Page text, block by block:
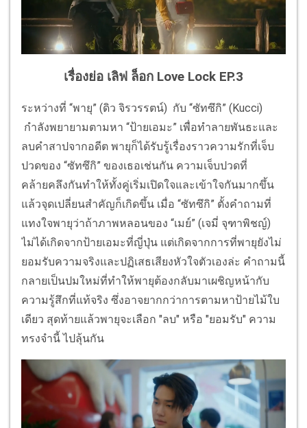
เรื่องย่อ เลิฟ ล็อก Love Lock EP.3
ระหว่างที่ “พายุ” (ดิว จิรวรรตน์) กับ “ซัทซึกิ” (Kucci)
กำลังพยายามตามหา “ป้ายเอมะ” เพื่อทำลายพันธะและ
ลบคำสาปจากอดีต พายุก็ได้รับรู้เรื่องราวความรักที่เจ็บ
ปวดของ “ซัทซึกิ” ของเธอเช่นกัน ความเจ็บปวดที่
คล้ายคลึงกันทำให้ทั้งคู่เริ่มเปิดใจและเข้าใจกันมากขึ้น
แล้วจุดเปลี่ยนสำคัญก็เกิดขึ้น เมื่อ “ซัทซึกิ” ตั้งคำถามที่
แทงใจพายุว่าถ้าภาพหลอนของ “เมย์” (เจมี่ จุฑาพิชญ์)
ไม่ได้เกิดจากป้ายเอมะที่ญี่ปุ่น แต่เกิดจากการที่พายุยังไม่
ยอมรับความจริงและปฏิเสธเสียงหัวใจตัวเองล่ะ คำถามนี้
กลายเป็นปมใหม่ที่ทำให้พายุต้องกลับมาเผชิญหน้ากับ
ความรู้สึกที่แท้จริง ซึ่งอาจยากกว่าการตามหาป้ายไม้ใบ
เดียว สุดท้ายแล้วพายุจะเลือก "ลบ" หรือ "ยอมรับ" ความ
ทรงจำนี้ ไปลุ้นกัน